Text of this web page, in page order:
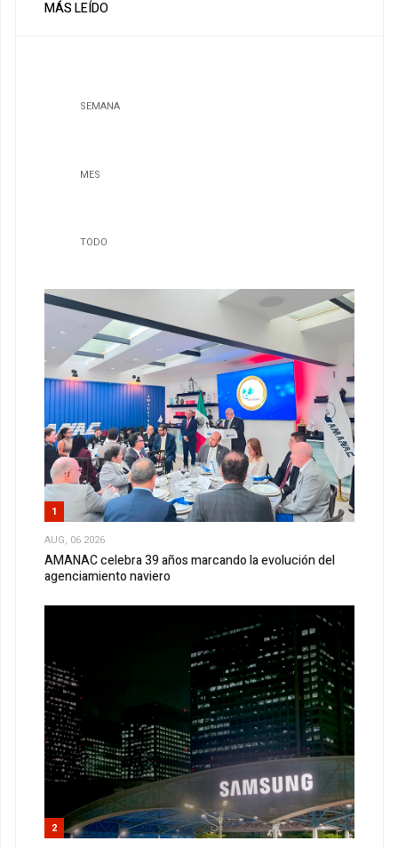
MÁS LEÍDO
SEMANA
MES
TODO
1
AUG, 06 2026
AMANAC celebra 39 años marcando la evolución del
agenciamiento naviero
2